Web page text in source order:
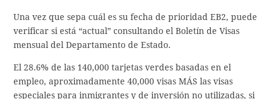
Una vez que sepa cuál es su fecha de prioridad EB2, puede
verificar si está “actual” consultando el Boletín de Visas
mensual del Departamento de Estado.
El 28.6% de las 140,000 tarjetas verdes basadas en el
empleo, aproximadamente 40,000 visas MÁS las visas
especiales para inmigrantes y de inversión no utilizadas, si